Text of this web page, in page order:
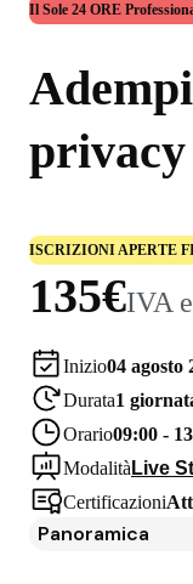
Il Sole 24 ORE
ISCRIZIONI APERTE
135€IVA
Inizio04 agosto
Durata1
Orario09:00 -
Modalità Live
Certificazioni
Panoramica